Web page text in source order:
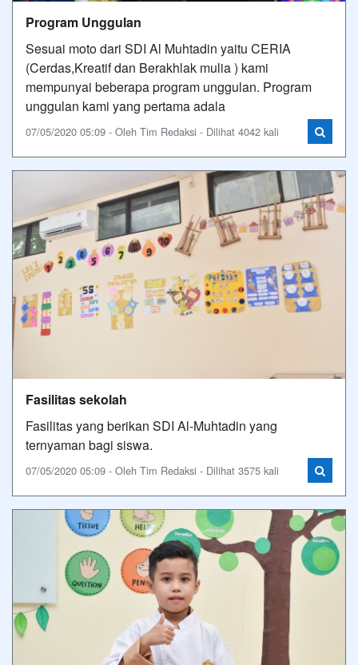
Program Unggulan
Sesuai moto dari SDI Al Muhtadin yaitu CERIA
(Cerdas,Kreatif dan Berakhlak mulia ) kami
mempunyai beberapa program unggulan. Program
unggulan kami yang pertama adala
07/05/2020 05:09 - Oleh Tim Redaksi - Dilihat 4042 kali
Fasilitas sekolah
Fasilitas yang berikan SDI Al-Muhtadin yang
ternyaman bagi siswa.
07/05/2020 05:09 - Oleh Tim Redaksi - Dilihat 3575 kali